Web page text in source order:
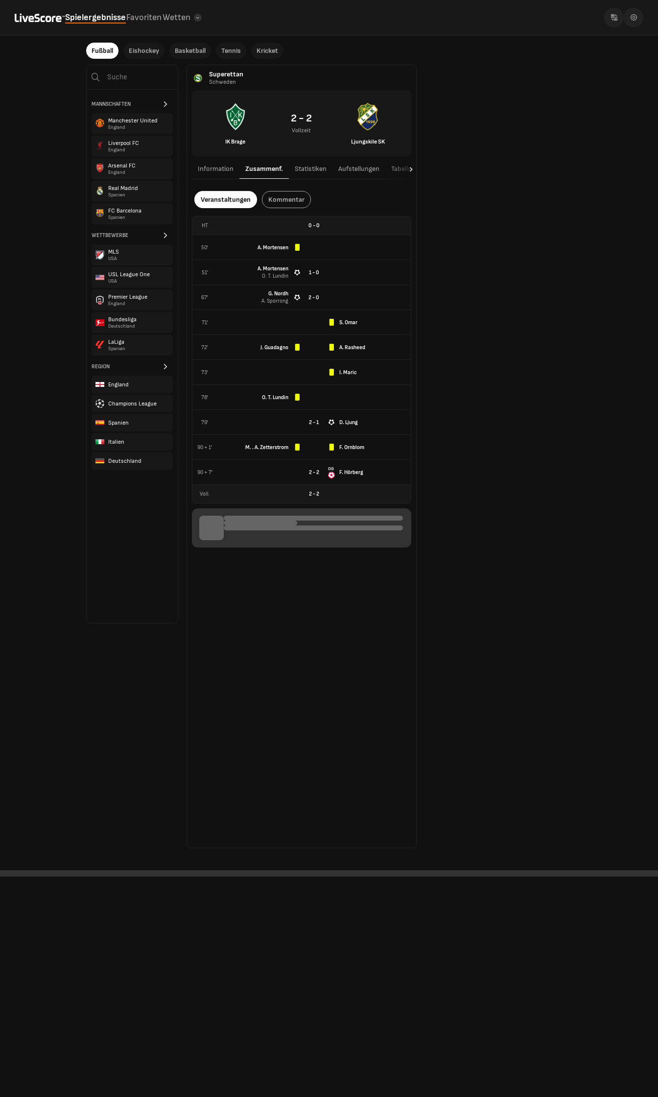
SpielergebnisseFavoritenWetten
Fußball Eishockey Basketball Tennis Kricket
MANNSCHAFTEN
Manchester United
England
Liverpool FC
England
Arsenal FC
England
Real Madrid
Spanien
FC Barcelona
Spanien
WETTBEWERBE
MLS
USA
USL League One
USA
Premier League
England
Bundesliga
Deutschland
LaLiga
Spanien
REGION
England
Champions League
Spanien
Italien
Deutschland
Superettan
Schweden
IK Brage
2 - 2
Vollzeit
Ljungskile SK
Information Zusammenf. Statistiken Aufstellungen Tabelle
Veranstaltungen Kommentar
HT 0 -0
50' A. Mortensen
51'
A. Mortensen
O. T. Lundin
1 - 0
67'
G. Nordh
A. Sporrong
2 - 0
71' S. Omar
72' J. Guadagno A. Rasheed
73' I. Maric
78' O. T. Lundin
79' 2 - 1 D. Ljung
90 + 1' M. . A. Zetterstrom F. Ornblom
90 + 7' 2 - 2
OG
F. Hörberg
Voll. 2-2